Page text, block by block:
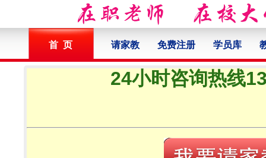
首 页 请家教 免费注册 学员库
24小时咨询热线